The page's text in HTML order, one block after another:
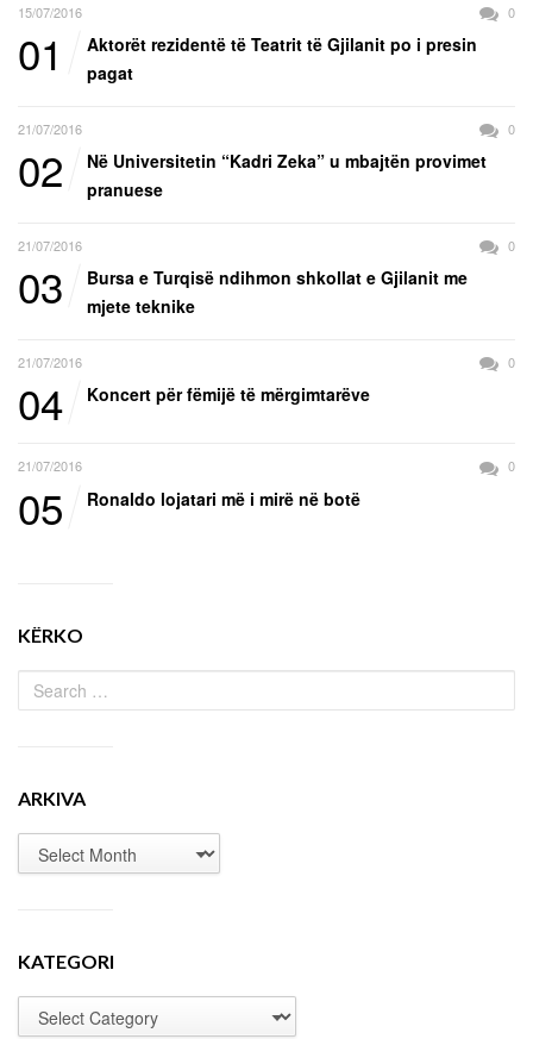
15/07/2016 0
01
Aktorët rezidentë të Teatrit të Gjilanit po i presin
pagat
21/07/2016 0
02
Në Universitetin “Kadri Zeka” u mbajtën provimet
pranuese
21/07/2016 0
03
Bursa e Turqisë ndihmon shkollat e Gjilanit me
mjete teknike
21/07/2016 0
04 Koncert për fëmijë të mërgimtarëve
21/07/2016 0
05 Ronaldo lojatari më i mirë në botë
KËRKO
ARKIVA
KATEGORI